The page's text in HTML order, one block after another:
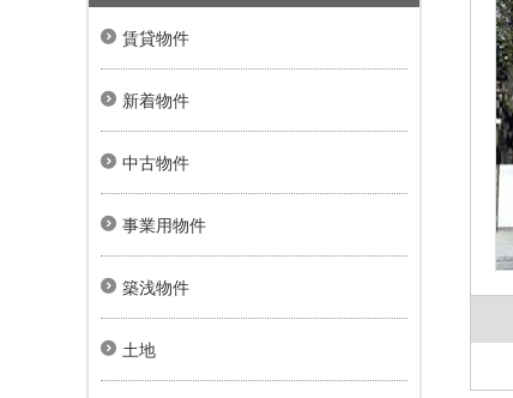
賃貸物件
新着物件
中古物件
事業用物件
築浅物件
土地